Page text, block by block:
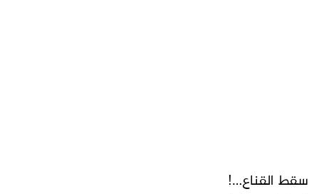
سقط القناع…!